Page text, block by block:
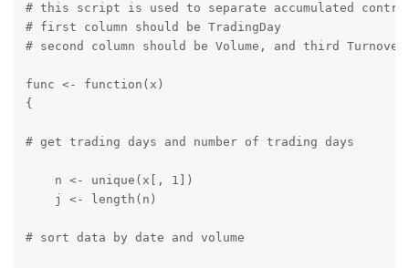
# this script is used to separate accumulated
# first column should be TradingDay
# second column should be Volume, and third Turnover
func <- function(x)
{
# get trading days and number of trading days
    n <- unique(x[, 1])
    j <- length(n)
# sort data by date and volume